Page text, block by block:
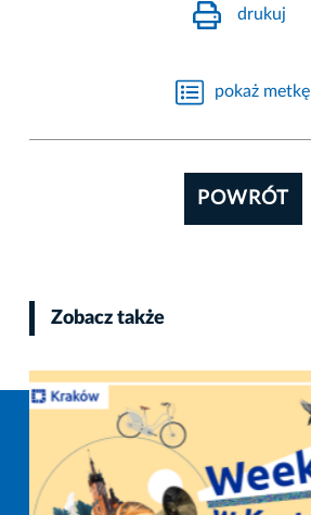
drukuj
pokaż metkę
POWRÓT
Zobacz także